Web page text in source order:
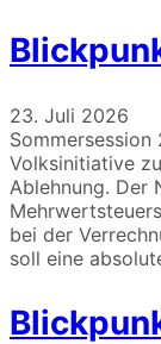
23. Juli 2026
Volksinitiative
Ablehnung. Der
bei ­der
soll eine